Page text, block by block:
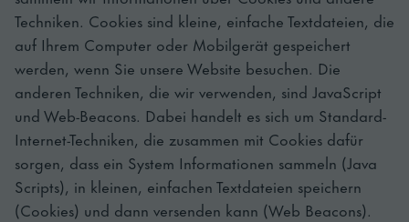
Techniken. Cookies sind kleine, einfache Textdateien, die
auf Ihrem Computer oder Mobilgerät gespeichert
werden, wenn Sie unsere Website besuchen. Die
anderen Techniken, die wir verwenden, sind JavaScript
und Web-Beacons. Dabei handelt es sich um Standard-
Internet-Techniken, die zusammen mit Cookies dafür
sorgen, dass ein System Informationen sammeln (Java
Scripts), in kleinen, einfachen Textdateien speichern
(Cookies) und dann versenden kann (Web Beacons).